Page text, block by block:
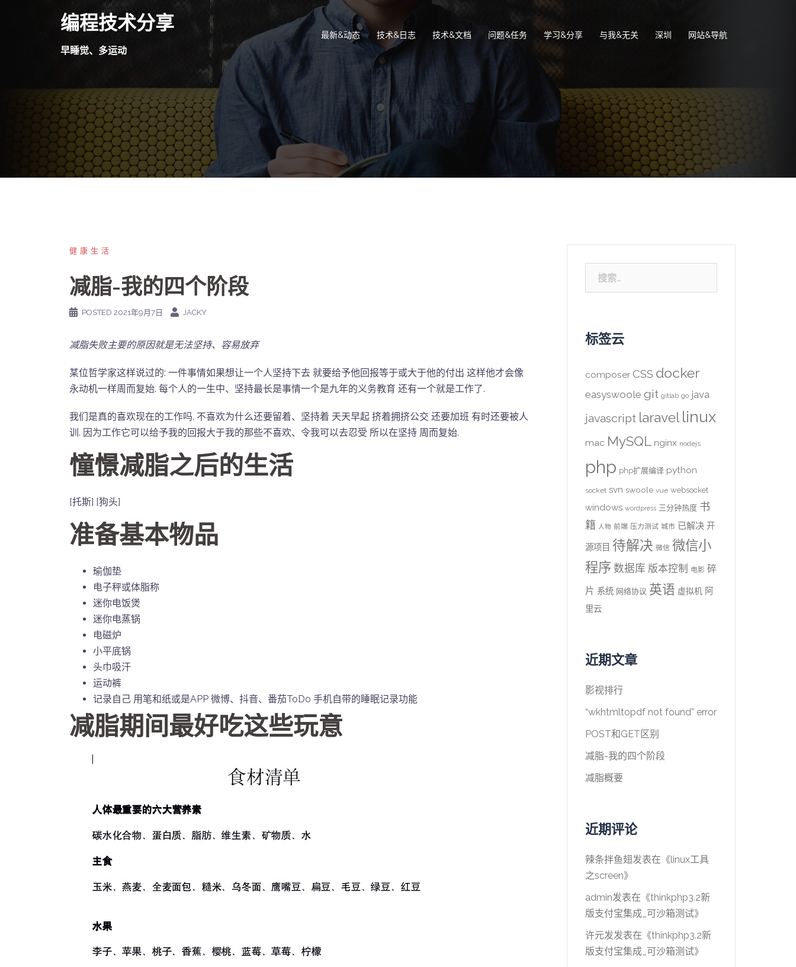
编程技术分享
早睡觉、多运动
最新&动态 技术&日志 技术&文档 问题&任务 学习&分享 与我&无关 深圳 网站&导航
健康生活
减脂-我的四个阶段
POSTED 2021年9月7日 JACKY
减脂失败主要的原因就是无法坚持、容易放弃
某位哲学家这样说过的: 一件事情如果想让一个人坚持下去 就要给予他回报等于或大于他的付出 这样他才会像
永动机一样周而复始. 每个人的一生中、坚持最长是事情一个是九年的义务教育 还有一个就是工作了.
我们是真的喜欢现在的工作吗. 不喜欢为什么还要留着、坚持着 天天早起 挤着拥挤公交 还要加班 有时还要被人
训. 因为工作它可以给予我的回报大于我的那些不喜欢、令我可以去忍受 所以在坚持 周而复始.
憧憬减脂之后的生活
[托斯] [狗头]
准备基本物品
瑜伽垫
电子秤或体脂称
迷你电饭煲
迷你电蒸锅
电磁炉
小平底锅
头巾吸汗
运动裤
记录自己 用笔和纸或是APP 微博、抖音、番茄ToDo 手机自带的睡眠记录功能
减脂期间最好吃这些玩意
索：
标签云
composer CSS docker
easyswoole git gitlab go java
javascript laravel linux
mac MySQL nginx nodejs
php php扩展编译 python
socket svn swoole vue websocket
windows wordpress 三分钟热度 书
籍 人物 前端 压力测试 城市 已解决 开
源项目 待解决 微信 微信小
程序 数据库 版本控制 电影 碎
片 系统 网络协议 英语 虚拟机 阿
里云
近期文章
影视排行
“wkhtmltopdf not found” error
POST和GET区别
减脂-我的四个阶段
减脂概要
近期评论
辣条拌鱼翅发表在《linux工具
之screen》
admin发表在《thinkphp3.2新
版支付宝集成_可沙箱测试》
许元发发表在《thinkphp3.2新
版支付宝集成_可沙箱测试》